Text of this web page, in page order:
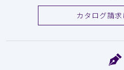
カタログ請